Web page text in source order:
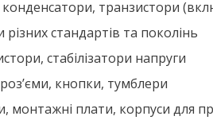
транзистори
стандартів та поколінь
стабілізатори напруги
роз’єми, кнопки, тумблери
монтажні плати, корпуси для